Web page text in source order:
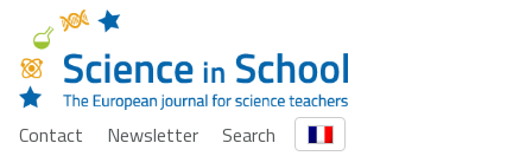
Contact Newsletter
Search